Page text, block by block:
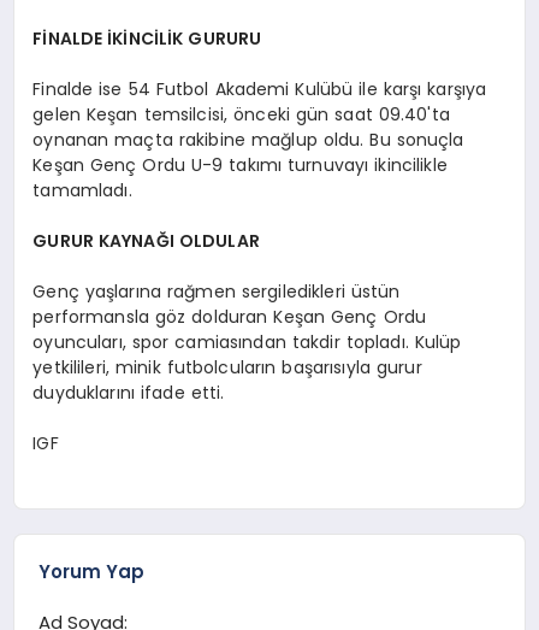
FİNALDE İKİNCİLİK GURURU
Finalde ise 54 Futbol Akademi Kulübü ile karşı karşıya
gelen Keşan temsilcisi, önceki gün saat 09.40'ta
oynanan maçta rakibine mağlup oldu. Bu sonuçla
Keşan Genç Ordu U-9 takımı turnuvayı ikincilikle
tamamladı.
GURUR KAYNAĞI OLDULAR
Genç yaşlarına rağmen sergiledikleri üstün
performansla göz dolduran Keşan Genç Ordu
oyuncuları, spor camiasından takdir topladı. Kulüp
yetkilileri, minik futbolcuların başarısıyla gurur
duyduklarını ifade etti.
IGF
Yorum Yap
Ad Soyad: